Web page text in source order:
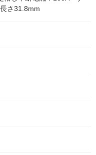
さ31.8mm